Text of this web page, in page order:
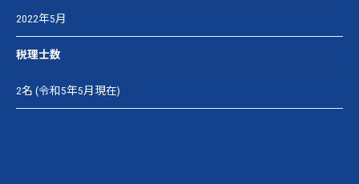
2022年5月
税理士数
2名 (令和5年5月現在)